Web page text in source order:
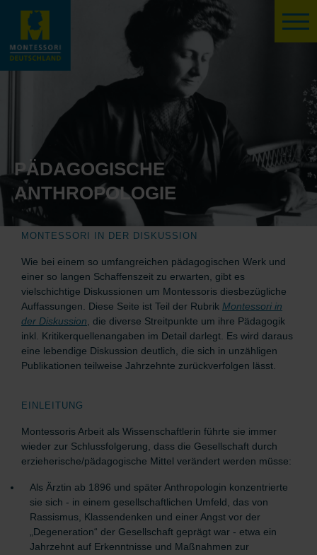
PÄDAGOGISCHE
ANTHROPOLOGIE
MONTESSORI IN DER DISKUSSION
Wie bei einem so umfangreichen pädagogischen Werk und
einer so langen Schaffenszeit zu erwarten, gibt es
vielschichtige Diskussionen um Montessoris diesbezügliche
Auffassungen. Diese Seite ist Teil der Rubrik Montessori in
der Diskussion , die diverse Streitpunkte um ihre Pädagogik
inkl. Kritikerquellenangaben im Detail darlegt. Es wird daraus
eine lebendige Diskussion deutlich, die sich in unzähligen
Publikationen teilweise Jahrzehnte zurückverfolgen lässt.
EINLEITUNG
Montessoris Arbeit als Wissenschaftlerin führte sie immer
wieder zur Schlussfolgerung, dass die Gesellschaft durch
erzieherische/pädagogische Mittel verändert werden müsse:
Als Ärztin ab 1896 und später Anthropologin konzentrierte
sie sich - in einem gesellschaftlichen Umfeld, das von
Rassismus, Klassendenken und einer Angst vor der
„Degeneration“ der Gesellschaft geprägt war - etwa ein
Jahrzehnt auf Erkenntnisse und Maßnahmen zur